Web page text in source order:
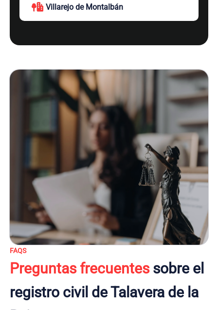
Villarejo de Montalbán
FAQS
Preguntas frecuentessobre el
registro civil de Talavera de la